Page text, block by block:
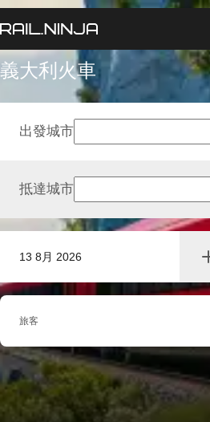
義大利火車
13 8月 2026
出發城市
抵達城市
旅客